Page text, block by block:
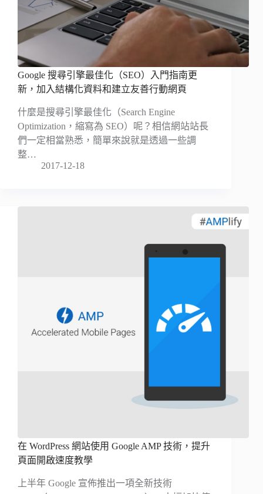
Google 搜尋引擎最佳化（SEO）入門指南更
新，加入結構化資料和建立友善行動網頁
什麼是搜尋引擎最佳化（Search Engine
Optimization，縮寫為 SEO）呢？相信網站站長
們一定相當熟悉，簡單來說就是透過一些調
整…
2017-12-18
在 WordPress 網站使用 Google AMP 技術，提升
頁面開啟速度教學
上半年 Google 宣佈推出一項全新技術